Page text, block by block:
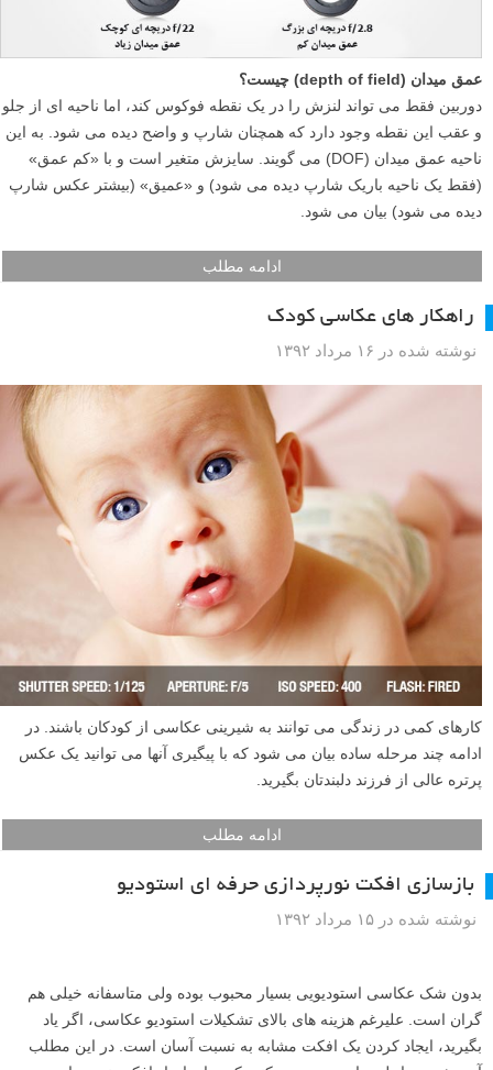
عمق میدان (depth of field) چیست؟
دوربین فقط می تواند لنزش را در یک نقطه فوکوس کند، اما ناحیه ای از جلو
و عقب این نقطه وجود دارد که همچنان شارپ و واضح دیده می شود. به این
ناحیه عمق میدان (DOF) می گویند. سایزش متغیر است و با «کم عمق»
(فقط یک ناحیه باریک شارپ دیده می شود) و «عمیق» (بیشتر عکس شارپ
دیده می شود) بیان می شود.
ادامه مطلب
راهکار های عکاسی کودک
نوشته شده در ۱۶ مرداد ۱۳۹۲
کارهای کمی در زندگی می توانند به شیرینی عکاسی از کودکان باشند. در
ادامه چند مرحله ساده بیان می شود که با پیگیری آنها می توانید یک عکس
پرتره عالی از فرزند دلبندتان بگیرید.
ادامه مطلب
بازسازی افکت نورپردازی حرفه ای استودیو
نوشته شده در ۱۵ مرداد ۱۳۹۲